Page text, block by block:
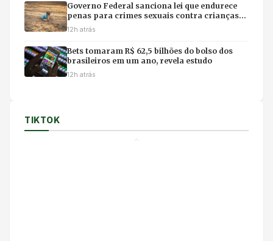
Governo Federal sanciona lei que endurece
penas para crimes sexuais contra crianças
na internet e uso de IA
12h atrás
Bets tomaram R$ 62,5 bilhões do bolso dos
brasileiros em um ano, revela estudo
12h atrás
TIKTOK